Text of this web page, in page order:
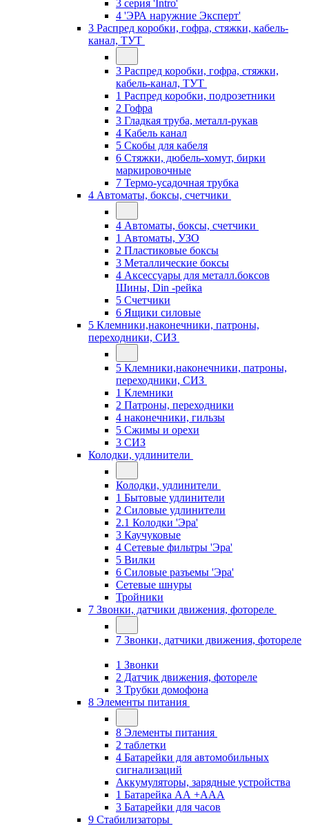
3 серия 'Intro'
4 'ЭРА наружние Эксперт'
3 Распред коробки, гофра, стяжки, кабель-
канал, ТУТ
3 Распред коробки, гофра, стяжки,
кабель-канал, ТУТ
1 Распред коробки, подрозетники
2 Гофра
3 Гладкая труба, металл-рукав
4 Кабель канал
5 Скобы для кабеля
6 Стяжки, дюбель-хомут, бирки
маркировочные
7 Термо-усадочная трубка
4 Автоматы, боксы, счетчики
4 Автоматы, боксы, счетчики
1 Автоматы, УЗО
2 Пластиковые боксы
3 Металлические боксы
4 Аксессуары для металл.боксов
Шины, Din -рейка
5 Счетчики
6 Ящики силовые
5 Клемники,наконечники, патроны,
переходники, СИЗ
5 Клемники,наконечники, патроны,
переходники, СИЗ
1 Клемники
2 Патроны, переходники
4 наконечники, гильзы
5 Сжимы и орехи
3 СИЗ
Колодки, удлинители
Колодки, удлинители
1 Бытовые удлинители
2 Силовые удлинители
2.1 Колодки 'Эра'
3 Каучуковые
4 Сетевые фильтры 'Эра'
5 Вилки
6 Силовые разъемы 'Эра'
Сетевые шнуры
Тройники
7 Звонки, датчики движения, фотореле
7 Звонки, датчики движения, фотореле
1 Звонки
2 Датчик движения, фотореле
3 Трубки домофона
8 Элементы питания
8 Элементы питания
2 таблетки
4 Батарейки для автомобильных
сигнализаций
Аккумуляторы, зарядные устройства
1 Батарейка АА +ААА
3 Батарейки для часов
9 Стабилизаторы